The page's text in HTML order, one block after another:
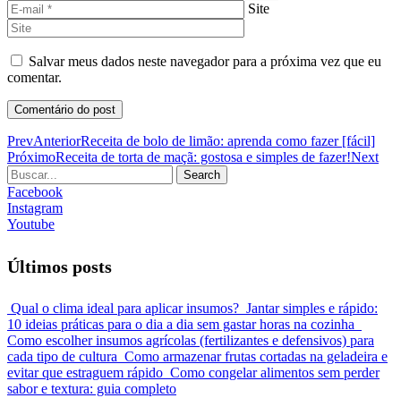
Site
Salvar meus dados neste navegador para a próxima vez que eu
comentar.
PrevAnteriorReceita de bolo de limão: aprenda como fazer [fácil]
PróximoReceita de torta de maçã: gostosa e simples de fazer!Next
Search
Facebook
Instagram
Youtube
Últimos posts
Qual o clima ideal para aplicar insumos? Jantar simples e rápido:
10 ideias práticas para o dia a dia sem gastar horas na cozinha
Como escolher insumos agrícolas (fertilizantes e defensivos) para
cada tipo de cultura Como armazenar frutas cortadas na geladeira e
evitar que estraguem rápido Como congelar alimentos sem perder
sabor e textura: guia completo